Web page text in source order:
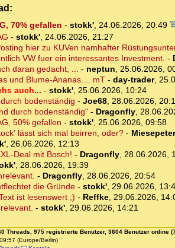
70% gefallen - stokk', 24.06.2026, 20:49
- stokk', 24.06.2026, 21:27
hier zu KUVen namhafter
VW fuer ein interessantes Investment. -
daran gedacht, ... - neptun, 25.06.2026,
und Blume-Ananas.... mT- day-trader,
auch... - stokk', 25.06.2026, 10:24
bodenständig - Joe68, 28.06.2026,
durch bodenständig"- Dragonfly,
50% gefallen - stokk', 25.06.2026, 09:58
lässt sich mal beirren, oder?- Miesepeter
, 26.06.2026, 12:13
Deal mit Bosch! - Dragonfly, 28.06.2026,
, 28.06.2026, 19:39
- Dragonfly, 28.06.2026, 20:54
die Gründe- stokk', 29.06.2026,
ist lesenswert ;) - Reffke, 29.06.2026,
- stokk', 29.06.2026, 14:21
Threads, 975 registrierte Benutzer, 3604 Benutzer online
(Europe/Berlin)